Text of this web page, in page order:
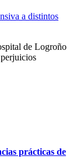
de Logroño
prácticas de